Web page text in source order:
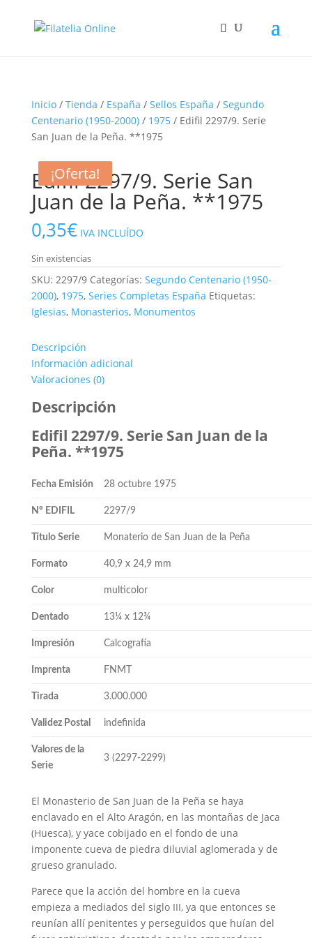
Inicio/ Tienda / España / Sellos España / Segundo
Centenario (1950-2000)/ 1975/ Edifil 2297/9. Serie
San Juan de la Peña. **1975
Edifil 2297/9. Serie San
Juan de la Peña. **1975
0,35€ IVA INCLUÍDO
Sin existencias
SKU: 2297/9 Categorías: Segundo Centenario (1950-
2000), 1975, Series Completas España Etiquetas:
Iglesias, Monasterios, Monumentos
Descripción
Información adicional
Valoraciones (0)
Descripción
Edifil 2297/9. Serie San Juan de la
Peña. **1975
Fecha Emisión 28 octubre 1975
Nº EDIFIL 2297/9
Título Serie Monaterio de San Juan de la Peña
Formato 40,9 x 24,9 mm
Color multicolor
Dentado 13¼ x 12¾
Impresión Calcografía
Imprenta FNMT
Tirada 3.000.000
Validez Postal indefinida
Valores de la
Serie
3 (2297-2299)
El Monasterio de San Juan de la Peña se haya
enclavado en el Alto Aragón, en las montañas de Jaca
(Huesca), y yace cobijado en el fondo de una
imponente cueva de piedra diluvial aglomerada y de
grueso granulado.
Parece que la acción del hombre en la cueva
empieza a mediados del siglo III, ya que entonces se
reunían allí penitentes y perseguidos que huían del
¡Oferta!
¡Oferta!
¡Oferta!